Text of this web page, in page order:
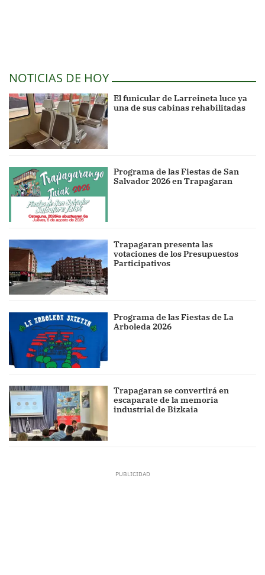
NOTICIAS DE HOY
El funicular de Larreineta luce ya
una de sus cabinas rehabilitadas
Programa de las Fiestas de San
Salvador 2026 en Trapagaran
Trapagaran presenta las
votaciones de los Presupuestos
Participativos
Programa de las Fiestas de La
Arboleda 2026
Trapagaran se convertirá en
escaparate de la memoria
industrial de Bizkaia